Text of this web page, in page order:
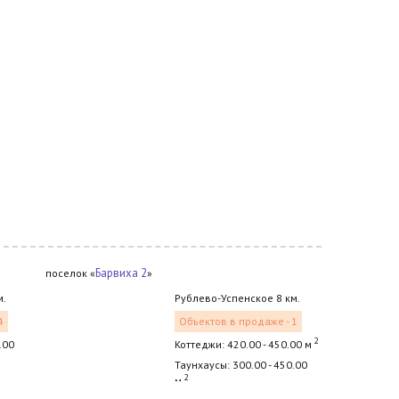
поселок «Барвиха 2»
Рублево-Успенское 8 км.
Объектов в продаже - 1
Коттеджи: 420.00 - 450.00 м 2
Таунхаусы: 300.00 - 450.00
м 2